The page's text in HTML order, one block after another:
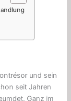
und sein
seit Jahren
Ganz im